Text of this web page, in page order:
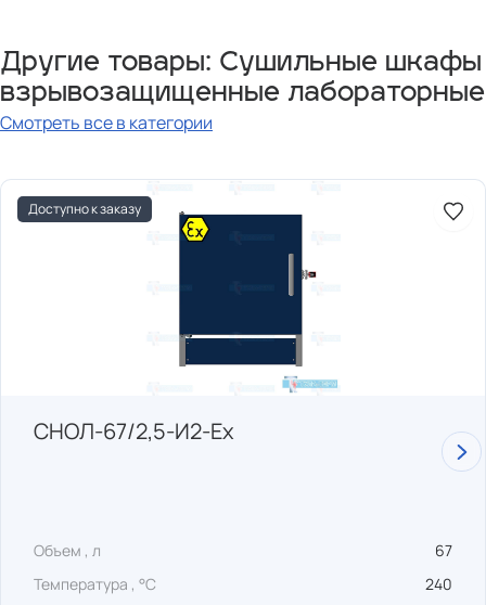
Другие товары: Сушильные шкафы
взрывозащищенные лабораторные
Смотреть все в категории
Доступно к заказу
СНОЛ-67/2,5-И2-Ех
Объем , л
67
Температура , °C
240